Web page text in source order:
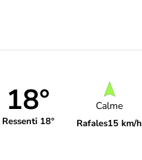
18°
Ressenti 18°
Calme
Rafales15 km/h